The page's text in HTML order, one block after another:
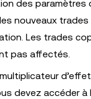
des paramètres
nouveaux
Les trades
pas affectés.
devez accéder à